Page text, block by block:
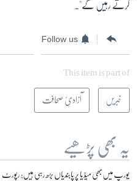
کرتے رہیں گے"۔
Follow us
This item is part of
خبریں آزادیِٔ صحافت
یہ بھی پڑھیے
یورپ میں بھی میڈیا پر پابندیاں بڑھ رہی ہیں: رپورٹ